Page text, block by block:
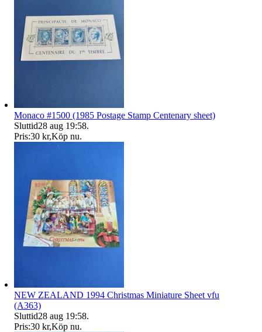
Monaco #1500 (1985 Postage Stamp Centenary sheet)
Sluttid28 aug 19:58.
Pris:30 kr,Köp nu.
NEW ZEALAND 1994 Christmas Miniature Sheet vfu
(A363)
Sluttid28 aug 19:58.
Pris:30 kr,Köp nu.